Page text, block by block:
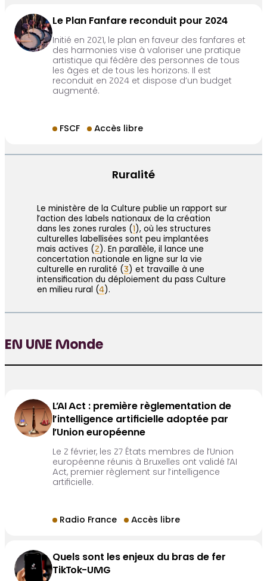
Le Plan Fanfare reconduit pour 2024
Initié en 2021, le plan en faveur des fanfares et
des harmonies vise à valoriser une pratique
artistique qui fédère des personnes de tous
les âges et de tous les horizons. Il est
reconduit en 2024 et dispose d’un budget
augmenté.
FSCF Accès libre
Ruralité
Le ministère de la Culture publie un rapport sur
l’action des labels nationaux de la création
dans les zones rurales ( 1 ), où les structures
culturelles labellisées sont peu implantées
mais actives ( 2 ). En parallèle, il lance une
concertation nationale en ligne sur la vie
culturelle en ruralité (3 ) et travaille à une
intensification du déploiement du pass Culture
en milieu rural (4).
EN UNE Monde
L’AI Act : première règlementation de
l’intelligence artificielle adoptée par
l’Union européenne
Le 2 février, les 27 États membres de l’Union
européenne réunis à Bruxelles ont validé l’AI
Act, premier règlement sur l’intelligence
artificielle.
Radio France Accès libre
Quels sont les enjeux du bras de fer
TikTok-UMG